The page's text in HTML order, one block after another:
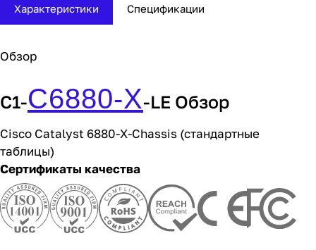
Характеристики Спецификации
Обзор
C1-C6880-X-LE Обзор
Cisco Catalyst 6880-X-Chassis (стандартные
таблицы)
Сертификаты качества